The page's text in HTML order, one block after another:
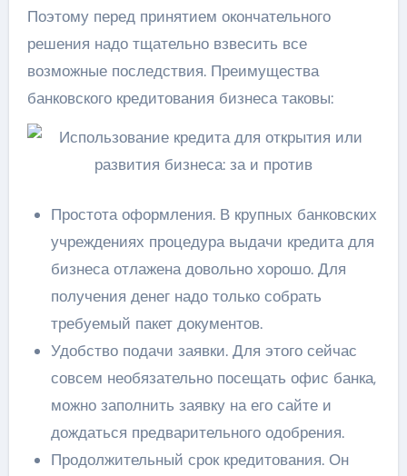
Поэтому перед принятием окончательного
решения надо тщательно взвесить все
возможные последствия. Преимущества
банковского кредитования бизнеса таковы:
Простота оформления. В крупных банковских
учреждениях процедура выдачи кредита для
бизнеса отлажена довольно хорошо. Для
получения денег надо только собрать
требуемый пакет документов.
Удобство подачи заявки. Для этого сейчас
совсем необязательно посещать офис банка,
можно заполнить заявку на его сайте и
дождаться предварительного одобрения.
Продолжительный срок кредитования. Он